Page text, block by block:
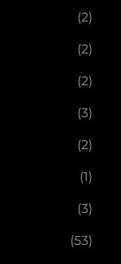
(2)
(2)
(2)
(3)
(2)
(1)
(3)
(53)